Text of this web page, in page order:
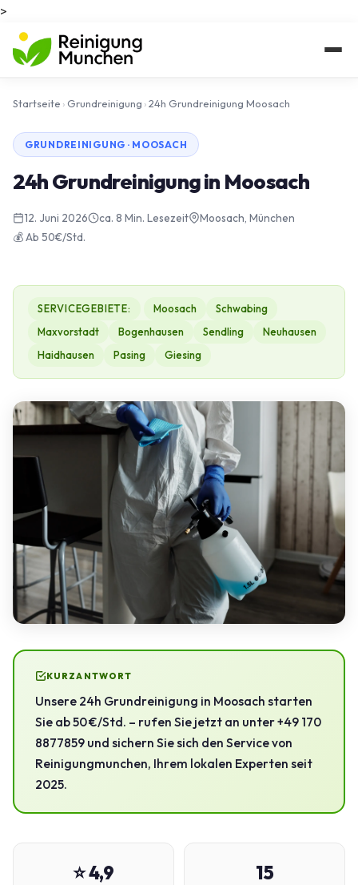
>
Startseite ›Grundreinigung ›24h Grundreinigung Moosach
GRUNDREINIGUNG · MOOSACH
24h Grundreinigung in Moosach
12. Juni 2026 ca. 8 Min. Lesezeit
Moosach, München
💰 Ab 50€/Std.
SERVICEGEBIETE: Moosach
Schwabing
Maxvorstadt
Bogenhausen Sendling
Neuhausen
Haidhausen
Pasing Giesing
KURZANTWORT
Unsere 24h Grundreinigung in Moosach starten
Sie ab 50 €/Std. – rufen Sie jetzt an unter +49 170
8877859 und sichern Sie sich den Service von
Reinigungmunchen, Ihrem lokalen Experten seit
2025.
⭐ 4,9 15